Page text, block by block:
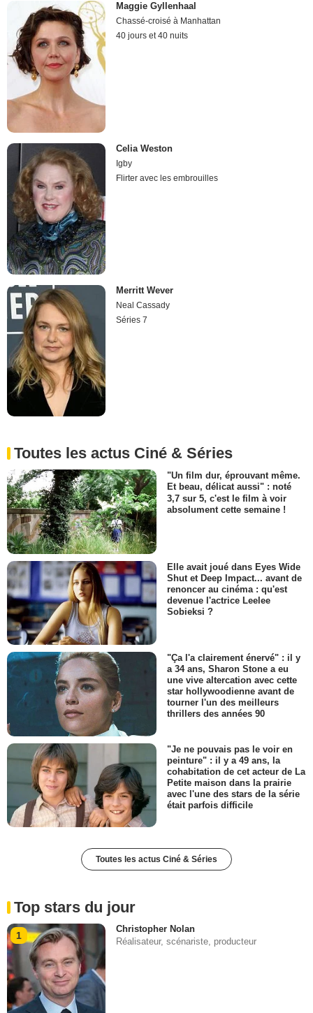
Maggie Gyllenhaal
Chassé-croisé à Manhattan
40 jours et 40 nuits
Celia Weston
Igby
Flirter avec les embrouilles
Merritt Wever
Neal Cassady
Séries 7
Toutes les actus Ciné & Séries
"Un film dur, éprouvant même.
Et beau, délicat aussi" : noté
3,7 sur 5, c'est le film à voir
absolument cette semaine !
Elle avait joué dans Eyes Wide
Shut et Deep Impact... avant de
renoncer au cinéma : qu'est
devenue l'actrice Leelee
Sobieksi ?
"Ça l'a clairement énervé" : il y
a 34 ans, Sharon Stone a eu
une vive altercation avec cette
star hollywoodienne avant de
tourner l'un des meilleurs
thrillers des années 90
"Je ne pouvais pas le voir en
peinture" : il y a 49 ans, la
cohabitation de cet acteur de La
Petite maison dans la prairie
avec l'une des stars de la série
était parfois difficile
Toutes les actus Ciné & Séries
Top stars du jour
1
Christopher Nolan
Réalisateur, scénariste, producteur